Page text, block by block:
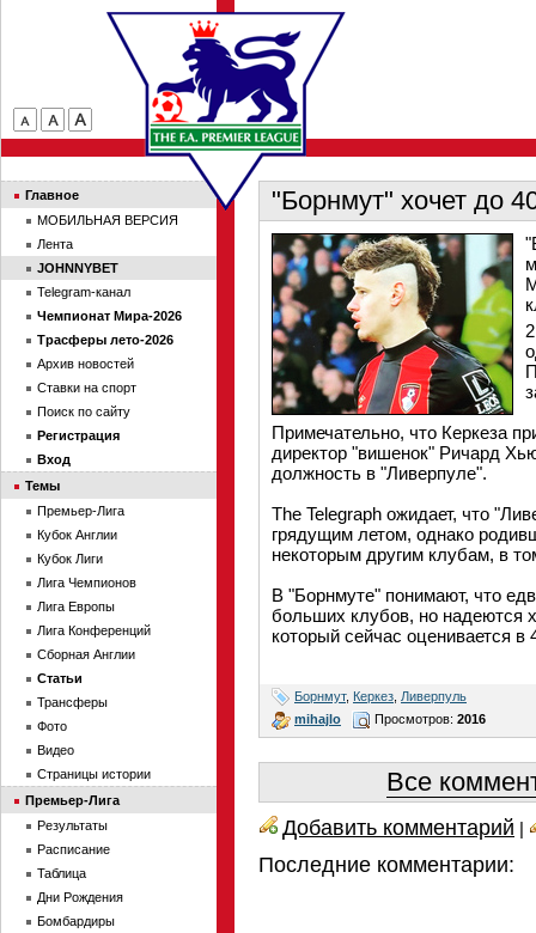
"Борнмут" хочет до
Примечательно, что Керкеза
директор "вишенок" Ричард
должность в "Ливерпуле".
The Telegraph ожидает, что
грядущим летом, однако
некоторым другим клубам, в
В "Борнмуте" понимают, что
больших клубов, но надеются
который сейчас оценивается
Борнмут, Керкез Ливерпуль
mihajlo
Просмотров: 2016
Все
Добавить комментарий |
Последние комментарии:
Главное
МОБИЛЬНАЯ ВЕРСИЯ
Лента
JOHNNYBET
Telegram-канал
Чемпионат Мира-2026
Трасферы лето-2026
Архив новостей
Ставки на спорт
Поиск по сайту
Регистрация
Вход
Темы
Премьер-Лига
Кубок Англии
Кубок Лиги
Лига Чемпионов
Лига Европы
Лига Конференций
Сборная Англии
Статьи
Трансферы
Фото
Видео
Страницы истории
Премьер-Лига
Результаты
Расписание
Таблица
Дни Рождения
Бомбардиры